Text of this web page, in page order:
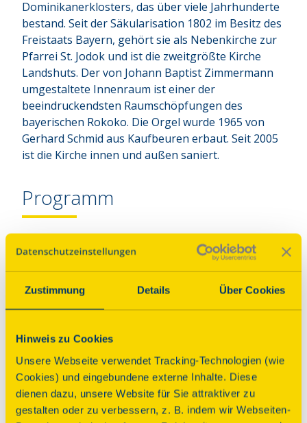
Zustimmung Details Über Cookies
Hinweis zu Cookies
Unsere Webseite verwendet Tracking-Technologien (wie
Cookies) und eingebundene externe Inhalte. Diese
dienen dazu, unsere Website für Sie attraktiver zu
gestalten oder zu verbessern, z. B. indem wir Webseiten-
Dominikanerklosters, das über viele Jahrhunderte
bestand. Seit der Säkularisation 1802 im Besitz des
Freistaats Bayern, gehört sie als Nebenkirche zur
Pfarrei St. Jodok und ist die zweitgrößte Kirche
Landshuts. Der von Johann Baptist Zimmermann
umgestaltete Innenraum ist einer der
beeindruckendsten Raumschöpfungen des
bayerischen Rokoko. Die Orgel wurde 1965 von
Gerhard Schmid aus Kaufbeuren erbaut. Seit 2005
ist die Kirche innen und außen saniert.
Programm
Erleben Sie diesen eleganten, lichtdurchfluteten
Raum, in dem alles in Bewegung erscheint, bei
einem Spaziergang durch die Kirche bis hinauf zum
„geheimen“ Mönchschor und der 60 Jahre alten
Orgel.
Kurzkonzert Orgel (je 15 Minuten):
Um 11:30 Uhr mit Eva Luisa Jungwirth, um 14:30
Uhr mit Wolfram Heinzmann.
Anbindung ÖPNV